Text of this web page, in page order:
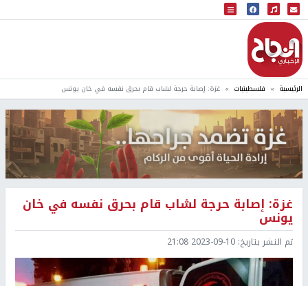
البث المباشر
إذاعة النجاح
الرئيسية فلسطينيات غزة: إصابة حرجة لشاب قام بحرق نفسه في خان يونس
غزة: إصابة حرجة لشاب قام بحرق نفسه في خان
يونس
تم النشر بتاريخ: 2023-09-10 21:08